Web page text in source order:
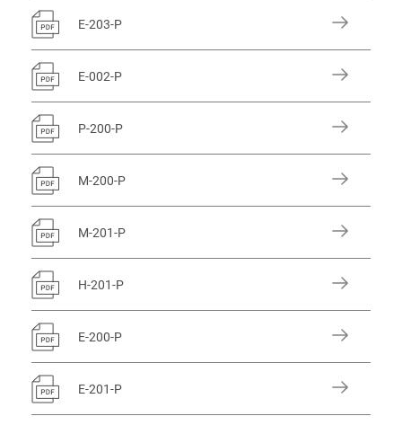
E-203-P
E-002-P
P-200-P
M-200-P
M-201-P
H-201-P
E-200-P
E-201-P